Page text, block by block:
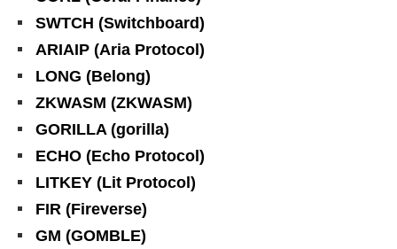
SWTCH (Switchboard)
ARIAIP (Aria Protocol)
LONG (Belong)
ZKWASM (ZKWASM)
GORILLA (gorilla)
ECHO (Echo Protocol)
LITKEY (Lit Protocol)
FIR (Fireverse)
GM (GOMBLE)